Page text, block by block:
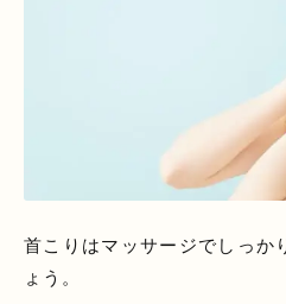
首こりはマッサージでしっか
ょう。